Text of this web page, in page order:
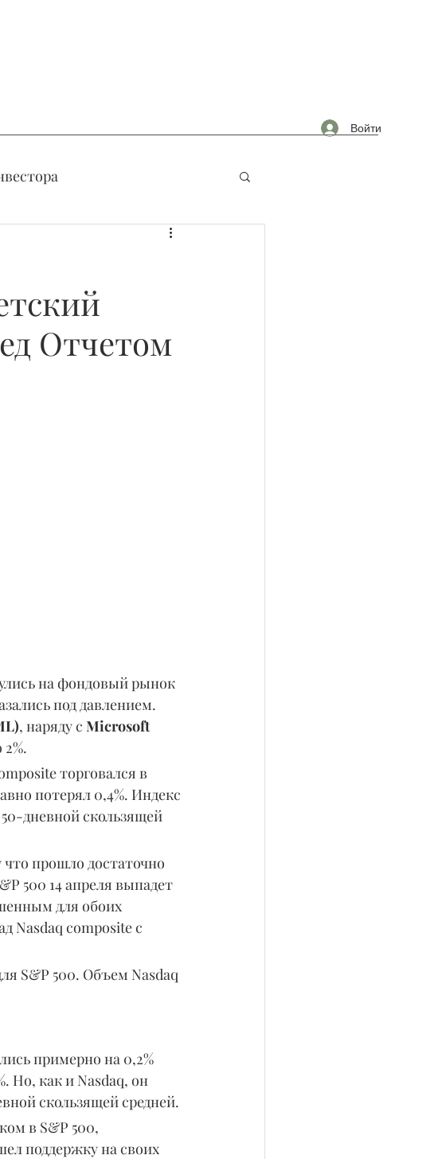
Войти
Промышленность
Отчетом
на фондовый рынок
под давлением.
, наряду с Microsoft
торговался в
потерял 0,4%. Индекс
дневной скользящей
что прошло достаточно
500 14 апреля выпадет
для обоих
Nasdaq composite с
S&P 500. Объем Nasdaq
примерно на 0,2%
Но, как и Nasdaq, он
скользящей средней.
в S&P 500,
поддержку на своих